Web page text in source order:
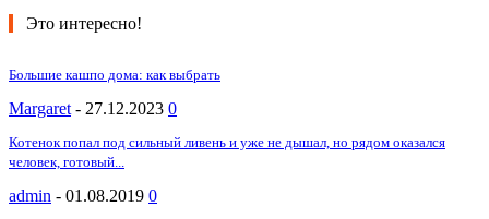
Это интересно!
Большие кашпо дома: как выбрать
Margaret - 27.12.2023 0
Котенок попал под сильный ливень и уже не дышал, но рядом оказался
человек, готовый...
admin - 01.08.2019 0